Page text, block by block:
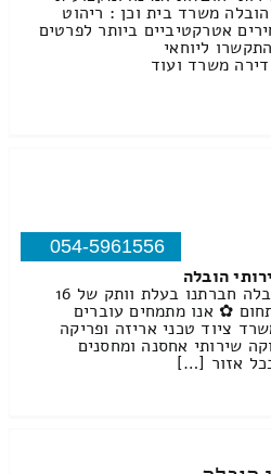
משרד בית וכן : ריהוט
אטרקטיביים ביותר לפרטים
ליוחאי
משרד ועוד
054-5961556
הובלה
מזור הובלה חברתנו בעלת וותק של 16
✿ אנו מתמחים עוברים
ציוד טכני אריזה ופריקה
שירותי אחסנה ומחסנים
אזור […]